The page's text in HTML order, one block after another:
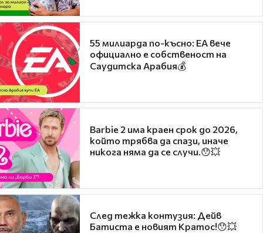
55 милиарда по-късно: EA вече
официално е собственост на
Саудитска Арабия💰
Barbie 2 има краен срок до 2026,
който трябва да спази, иначе
никога няма да се случи.😯💥
След тежка контузия: Дейв
Батиста е новият Кратос!😯💥